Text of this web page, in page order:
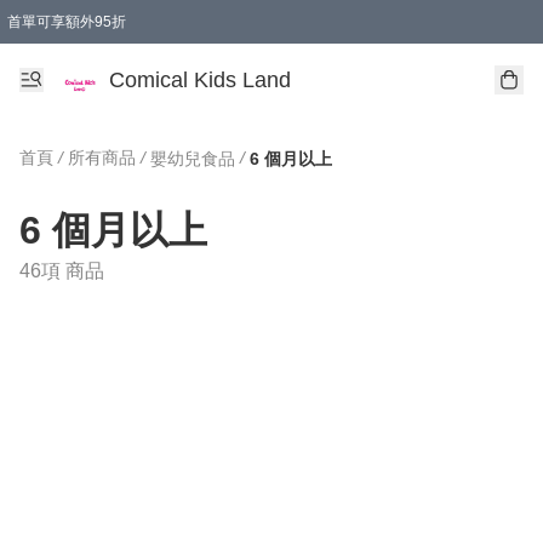
首單可享額外95折
Comical Kids Land
首頁 / 所有商品 / 嬰幼兒食品 / 6 個月以上
6 個月以上
46項 商品